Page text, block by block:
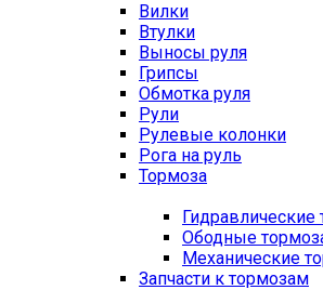
Вилки
Втулки
Выносы руля
Грипсы
Обмотка руля
Рули
Рулевые колонки
Рога на руль
Тормоза
Гидравлические
Ободные
Механические
Запчасти к тормозам